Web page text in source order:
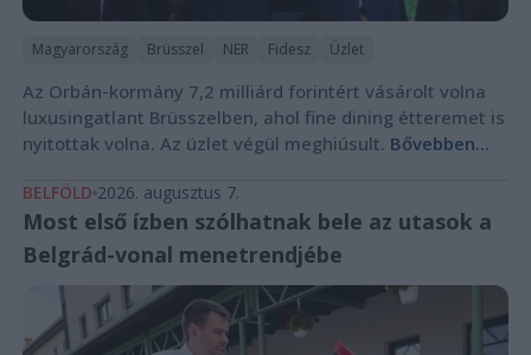
Magyarország Brüsszel NER Fidesz Üzlet
Az Orbán-kormány 7,2 milliárd forintért vásárolt volna
luxusingatlant Brüsszelben, ahol fine dining étteremet is
nyitottak volna. Az üzlet végül meghiúsult. Bővebben...
BELFÖLD 2026. augusztus 7.
Most első ízben szólhatnak bele az utasok a
Belgrád-vonal menetrendjébe